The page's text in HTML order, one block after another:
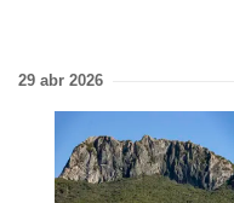
29 abr 2026